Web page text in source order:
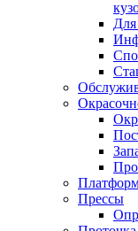
Для
Прессы